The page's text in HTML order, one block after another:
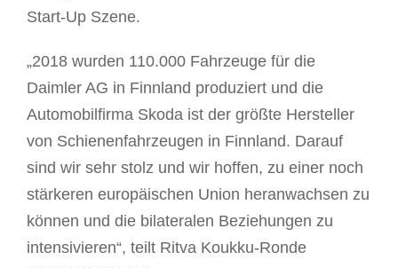
Start-Up Szene.
„2018 wurden 110.000 Fahrzeuge für die
Daimler AG in Finnland produziert und die
Automobilfirma Skoda ist der größte Hersteller
von Schienenfahrzeugen in Finnland. Darauf
sind wir sehr stolz und wir hoffen, zu einer noch
stärkeren europäischen Union heranwachsen zu
können und die bilateralen Beziehungen zu
intensivieren“, teilt Ritva Koukku-Ronde